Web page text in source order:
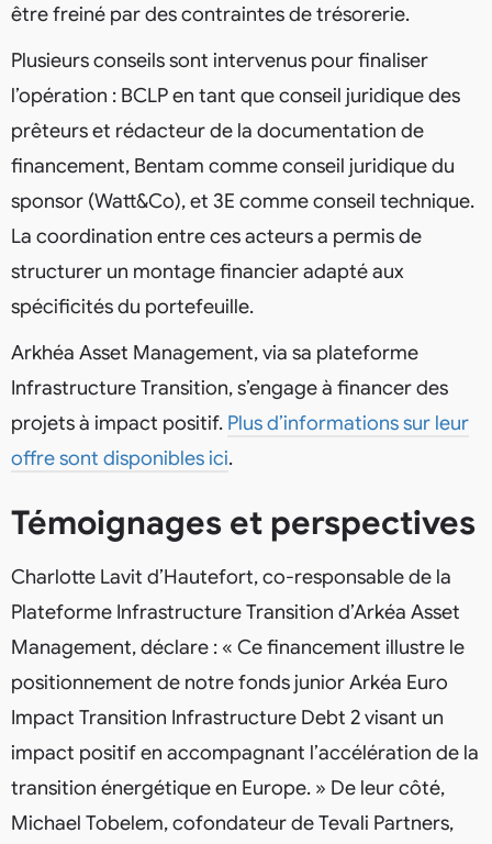
être freiné par des contraintes de trésorerie.
Plusieurs conseils sont intervenus pour finaliser
l’opération : BCLP en tant que conseil juridique des
prêteurs et rédacteur de la documentation de
financement, Bentam comme conseil juridique du
sponsor (Watt&Co), et 3E comme conseil technique.
La coordination entre ces acteurs a permis de
structurer un montage financier adapté aux
spécificités du portefeuille.
Arkhéa Asset Management, via sa plateforme
Infrastructure Transition, s’engage à financer des
projets à impact positif. Plus d’informations sur leur
offre sont disponibles ici.
Témoignages et perspectives
Charlotte Lavit d’Hautefort, co-responsable de la
Plateforme Infrastructure Transition d’Arkéa Asset
Management, déclare : « Ce financement illustre le
positionnement de notre fonds junior Arkéa Euro
Impact Transition Infrastructure Debt 2 visant un
impact positif en accompagnant l’accélération de la
transition énergétique en Europe. » De leur côté,
Michael Tobelem, cofondateur de Tevali Partners,